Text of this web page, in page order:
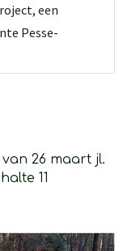
een
Pesse-
26 maart jl.
11